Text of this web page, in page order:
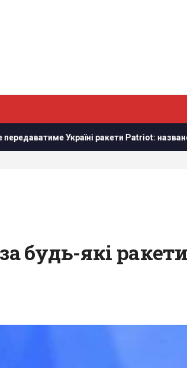
ракети Patriot: названо причину
будь-які